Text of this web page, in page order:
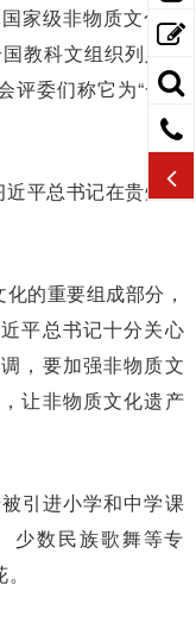
家级非物质文化遗
教科文组织列入人
评委们称它为“一个
平总书记在贵州考
的重要组成部分，
平总书记十分关心
，要加强非物质文
让非物质文化遗产
引进小学和中学课
少数民族歌舞等专